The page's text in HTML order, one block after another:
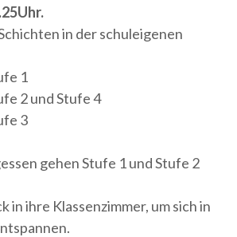
in der schuleigenen
1
2 und Stufe 4
3
gehen Stufe 1 und Stufe 2
in ihre Klassenzimmer, um sich in